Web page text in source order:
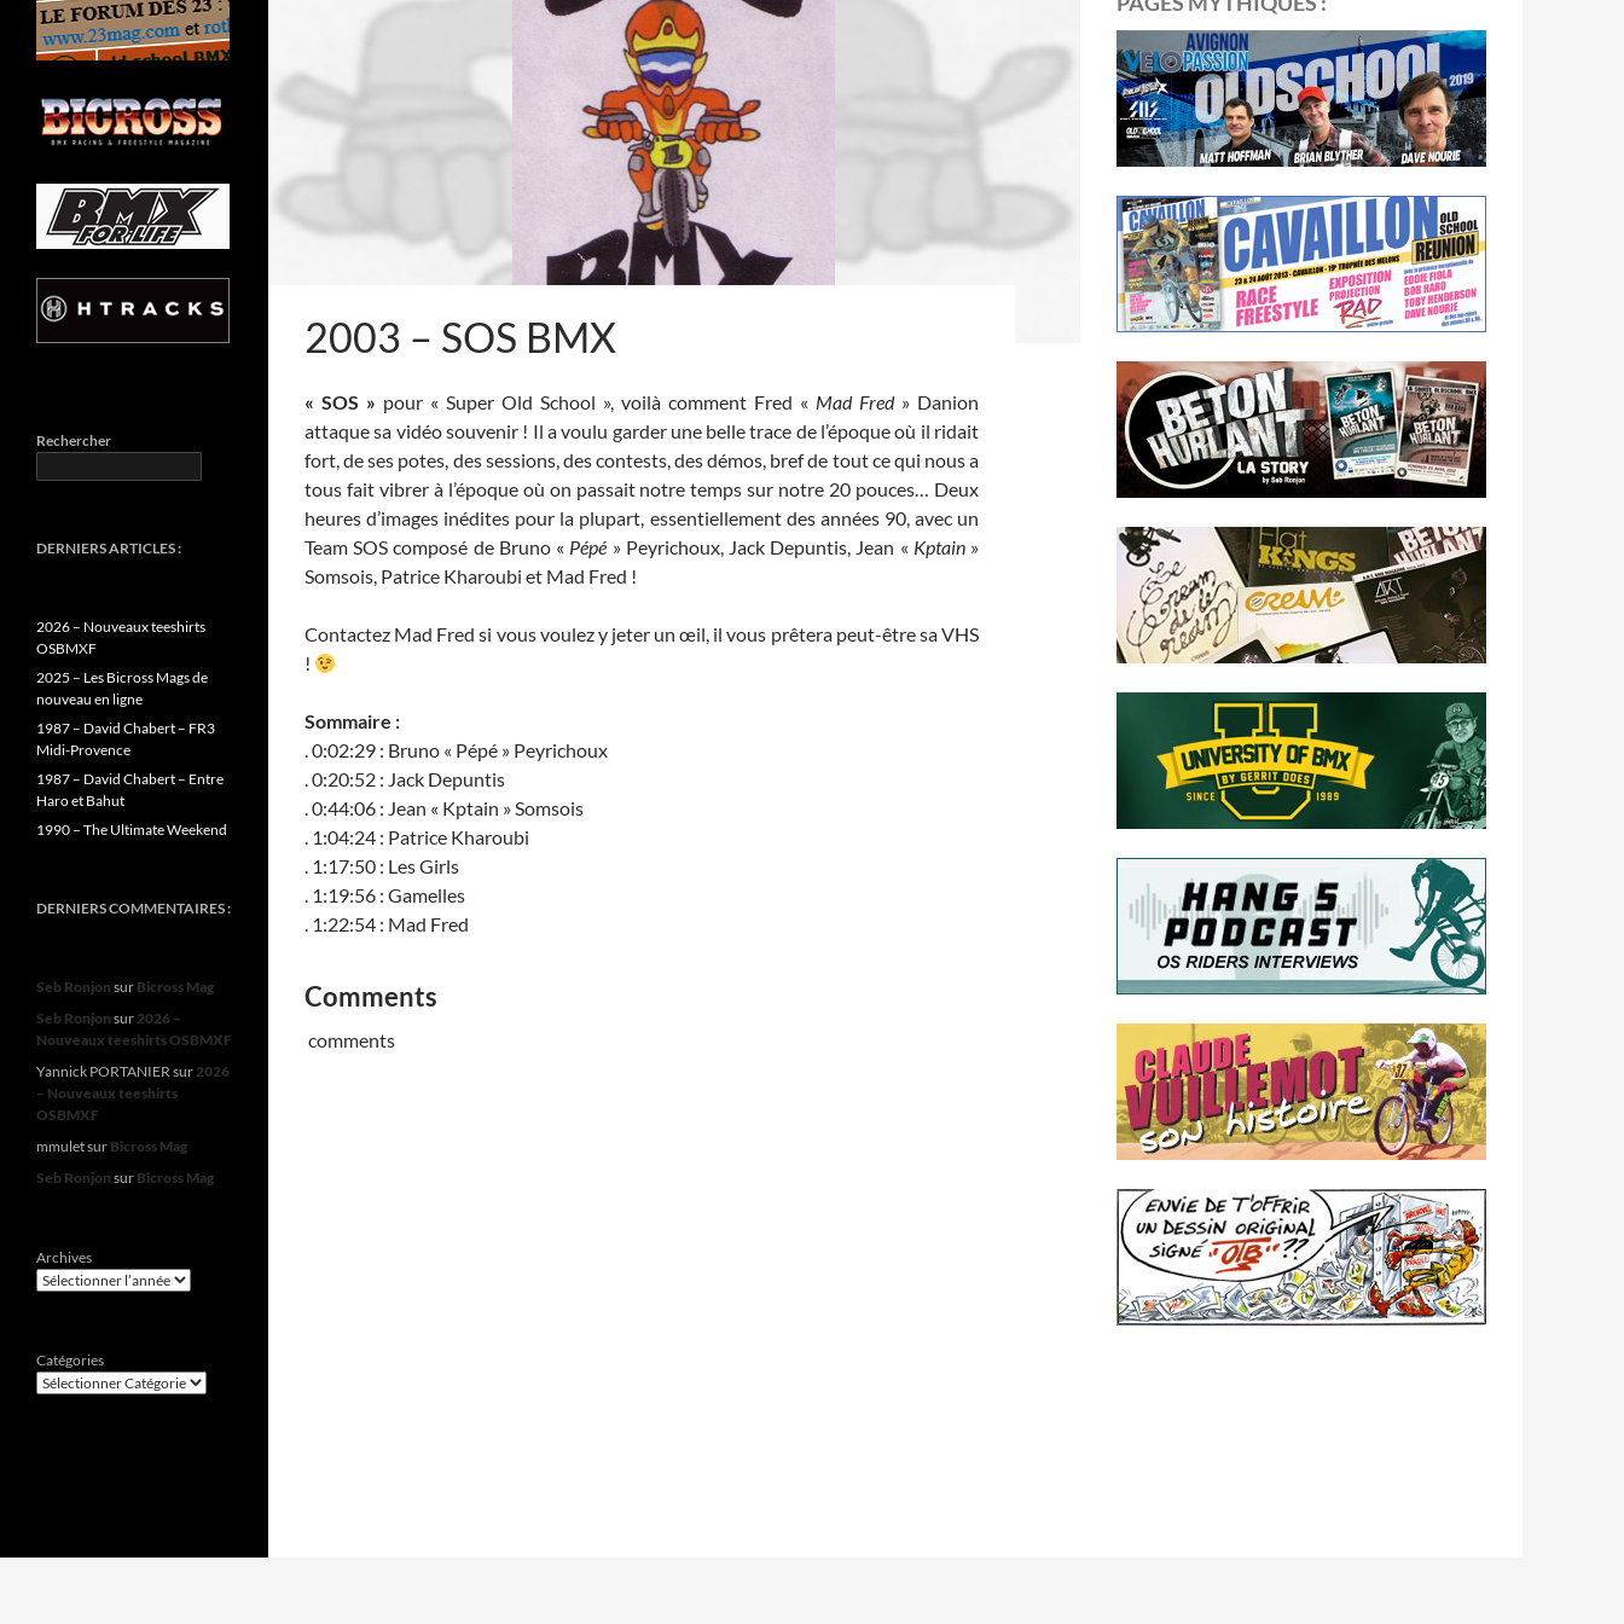
2003 – SOS BMX
« SOS » pour « Super Old School », voilà comment Fred « Mad Fred» Danion
attaque sa vidéo souvenir ! Il a voulu garder une belle trace de l’époque où il ridait
fort, de ses potes, des sessions, des contests, des démos, bref de tout ce qui nous a
tous fait vibrer à l’époque où on passait notre temps sur notre 20 pouces… Deux
heures d’images inédites pour la plupart, essentiellement des années 90, avec un
Team SOS composé de Bruno « Pépé » Peyrichoux, Jack Depuntis, Jean « Kptain»
Somsois, Patrice Kharoubi et Mad Fred !
Contactez Mad Fred si vous voulez y jeter un œil, il vous prêtera peut-être sa VHS
!
Sommaire :
. 0:02:29 : Bruno « Pépé » Peyrichoux
. 0:20:52 : Jack Depuntis
. 0:44:06 : Jean « Kptain » Somsois
. 1:04:24 : Patrice Kharoubi
. 1:17:50 : Les Girls
. 1:19:56 : Gamelles
. 1:22:54 : Mad Fred
Comments
comments
Rechercher
DERNIERS ARTICLES :
2026 – Nouveaux teeshirts
OSBMXF
2025 – Les Bicross Mags de
nouveau en ligne
1987 – David Chabert – FR3
Midi-Provence
1987 – David Chabert – Entre
Haro et Bahut
1990 – The Ultimate Weekend
DERNIERS COMMENTAIRES :
Seb Ronjon sur Bicross Mag
Seb Ronjon sur2026 –
Nouveaux teeshirts OSBMXF
Yannick PORTANIERsur2026
– Nouveaux teeshirts
OSBMXF
mmuletsur Bicross Mag
Seb Ronjon sur Bicross Mag
Archives
Catégories